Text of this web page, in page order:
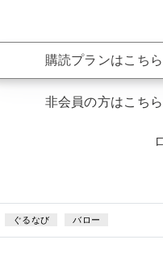
購読プランはこちら
非会員の方はこちら
ぐるなび バロー